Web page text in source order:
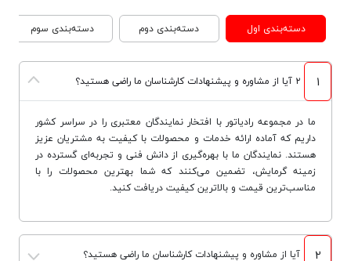
دسته‌بندی اول دسته‌بندی دوم دسته‌بندی سوم
1 ۲ آیا از مشاوره و پیشنهادات کارشناسان ما راضی هستید؟
ما در مجموعه رادیاتور با افتخار نمایندگان معتبری را در سراسر کشور
داریم که آماده ارائه خدمات و محصولات با کیفیت به مشتریان عزیز
هستند. نمایندگان ما با بهره‌گیری از دانش فنی و تجربه‌ای گسترده در
زمینه گرمایش، تضمین می‌کنند که شما بهترین محصولات را با
مناسب‌ترین قیمت و بالاترین کیفیت دریافت کنید.
2 آیا از مشاوره و پیشنهادات کارشناسان ما راضی هستید؟